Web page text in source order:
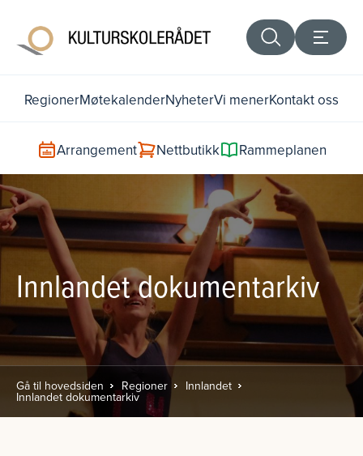
RegionerMøtekalenderNyheterVi menerKontakt oss
Arrangement Nettbutikk Rammeplanen
Innlandet dokumentarkiv
Gå til hovedsiden Regioner Innlandet
Innlandet dokumentarkiv